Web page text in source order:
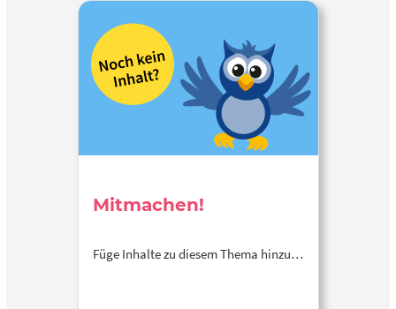
Mitmachen!
Füge Inhalte zu diesem Thema hinzu…